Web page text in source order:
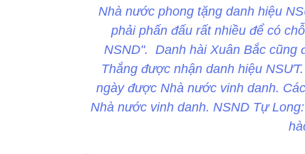
Nhà nước phong tặng danh hiệu
phải phấn đấu rất nhiều để có
NSND". Danh hài Xuân Bắc cũng
Thắng được nhận danh hiệu
ngày được Nhà nước vinh danh.
Nhà nước vinh danh. NSND Tự